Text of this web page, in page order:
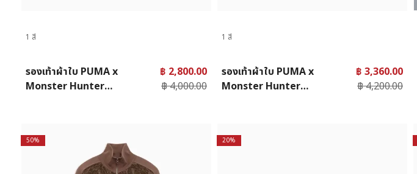
1 สี
รองเท้าผ้าใบ PUMA x
Monster Hunter
฿ 2,800.00
฿ 4,000.00
1 สี
รองเท้าผ้าใบ PUMA x
Monster Hunter
฿ 3,360.00
฿ 4,200.00
50% 20%